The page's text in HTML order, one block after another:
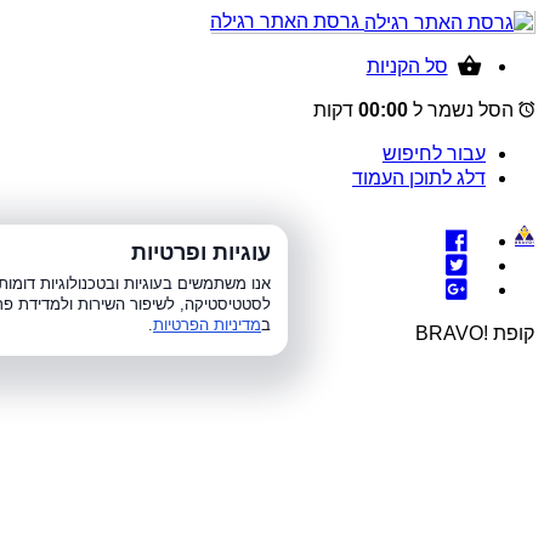
גרסת האתר רגילה
סל הקניות
הסל נשמר ל 00:00 דקות
עבור לחיפוש
דלג לתוכן העמוד
קופת !BRAVO
עוגיות ופרטיות
אנו משתמשים בעוגיות ובטכנולוגיות
לסטטיסטיקה, לשיפור השירות ולמדידת
במדיניות הפרטיות